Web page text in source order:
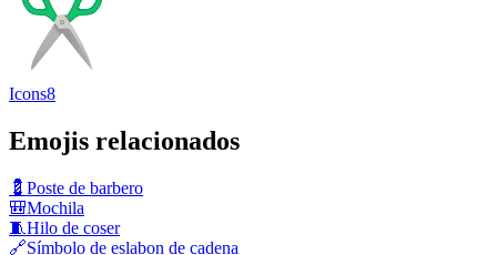
Icons8
Emojis relacionados
💈 Poste de barbero
🎒Mochila
🧵Hilo de coser
🔗Símbolo de eslabon de cadena